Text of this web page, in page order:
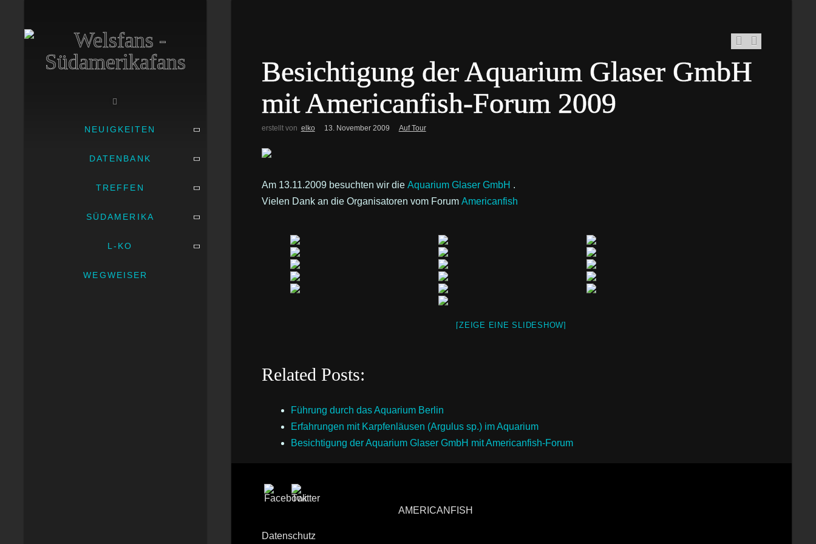
NEUIGKEITEN
DATENBANK
TREFFEN
SÜDAMERIKA
L-KO
WEGWEISER
Besichtigung der Aquarium Glaser GmbH
mit Americanfish-Forum 2009
erstellt von elko 13. November 2009 Auf Tour
Am 13.11.2009 besuchten wir die Aquarium Glaser GmbH .
Vielen Dank an die Organisatoren vom Forum Americanfish
[ZEIGE EINE SLIDESHOW]
Related Posts:
Führung durch das Aquarium Berlin
Erfahrungen mit Karpfenläusen (Argulus sp.) im Aquarium
Besichtigung der Aquarium Glaser GmbH mit Americanfish-Forum
AMERICANFISH
Datenschutz